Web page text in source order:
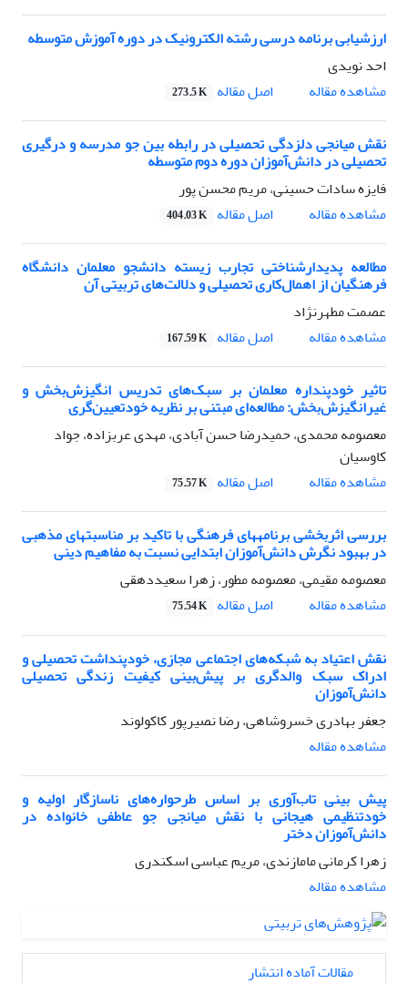
ارزشیابی برنامه‌ درسی رشته الکترونیک در دوره آموزش متوسطه
احد نویدی
مشاهده مقاله
اصل مقاله 273.5 K
نقش میانجی دلزدگی تحصیلی در رابطه بین جو مدرسه و درگیری
تحصیلی در دانش‌آموزان دوره دوم متوسطه
فایزه سادات حسینی، مریم محسن پور
مشاهده مقاله
اصل مقاله 404.03 K
مطالعه پدیدارشناختی تجارب زیسته دانشجو معلمان دانشگاه
فرهنگیان از اهمال‌کاری تحصیلی و دلالت‌های تربیتی آن
عصمت مطهرنژاد
مشاهده مقاله
اصل مقاله 167.59 K
تاثیر خودپنداره معلمان بر سبک‌های تدریس انگیزش‌بخش و
غیرانگیزش‌بخش: مطالعه‌ای مبتنی بر نظریه خودتعیین‌گری
معصومه محمدی، حمیدرضا حسن آبادی، مهدی عربزاده، جواد
کاوسیان
مشاهده مقاله
اصل مقاله 75.57 K
بررسی اثربخشی برنامههای فرهنگی با تاکید بر مناسبتهای مذهبی
در بهبود نگرش دانش‌آموزان ابتدایی نسبت به مفاهیم دینی
معصومه مقیمی، معصومه مطور، زهرا سعیددهقی
مشاهده مقاله
اصل مقاله 75.54 K
نقش اعتیاد به شبکه‌های اجتماعی مجازی، خودپنداشت تحصیلی و
ادراک سبک والدگری بر پیش‌بینی کیفیت زندگی تحصیلی
دانش‌آموزان
جعفر بهادری خسروشاهی، رضا نصیرپور کاکولوند
مشاهده مقاله
پیش بینی تاب‌آوری بر اساس طرحواره‌های ناسازگار اولیه و
خودتنظیمی هیجانی با نقش میانجی جو عاطفی خانواده در
دانش‌آموزان دختر
زهرا کرمانی مامازندی، مریم عباسی اسکندری
مشاهده مقاله
مقالات آماده انتشار